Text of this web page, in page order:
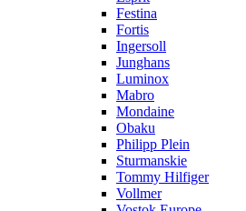
Festina
Fortis
Ingersoll
Junghans
Luminox
Mabro
Mondaine
Obaku
Philipp Plein
Sturmanskie
Tommy Hilfiger
Vollmer